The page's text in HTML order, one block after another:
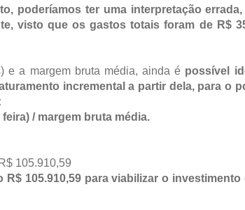
poderíamos ter uma interpretação
visto que os gastos totais foram de R$
e a margem bruta média, ainda é possível
incremental a partir dela, para o
/ margem bruta média.
105.910,59
105.910,59 para viabilizar o investimento